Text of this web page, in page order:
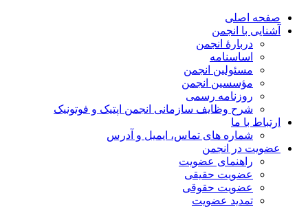
صفحه اصلی
آشنایی با انجمن
دربارۀ انجمن
اساسنامه
مسئولین انجمن
مؤسسین انجمن
روزنامه رسمی
شرح وظایف سازمانی انجمن اپتیک و فوتونیک
ارتباط با ما
شماره های تماس، ایمیل و آدرس
عضویت در انجمن
راهنمای عضویت
عضویت حقیقی
عضویت حقوقی
تمدید عضویت